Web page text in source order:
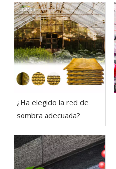
¿Ha elegido la red de
sombra adecuada?